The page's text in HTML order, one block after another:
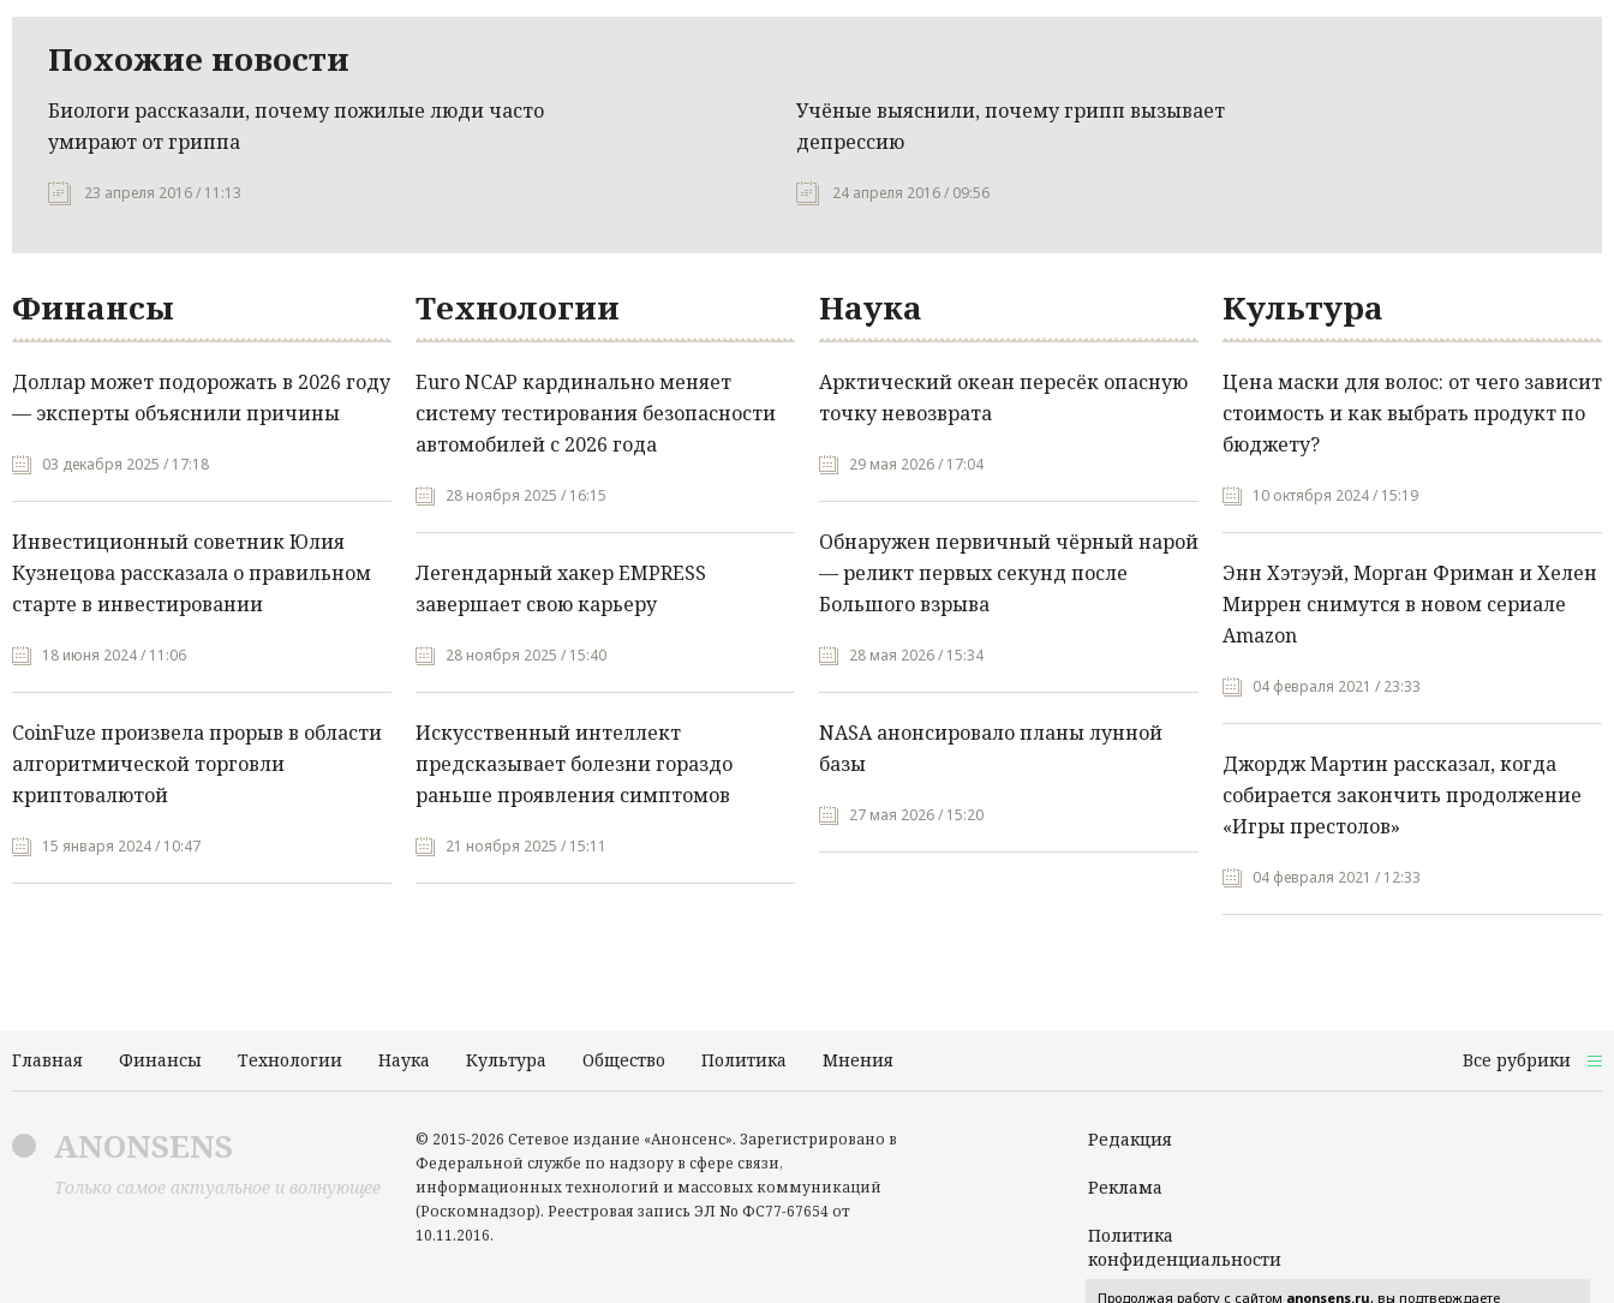
Похожие новости
Биологи рассказали, почему пожилые люди часто
умирают от гриппа
23 апреля 2016 / 11:13
Учёные выяснили, почему грипп вызывает
депрессию
24 апреля 2016 / 09:56
Финансы
Доллар может подорожать в 2026 году
— эксперты объяснили причины
03 декабря 2025 / 17:18
Инвестиционный советник Юлия
Кузнецова рассказала о правильном
старте в инвестировании
18 июня 2024 / 11:06
CoinFuze произвела прорыв в области
алгоритмической торговли
криптовалютой
15 января 2024 / 10:47
Технологии
Euro NCAP кардинально меняет
систему тестирования безопасности
автомобилей с 2026 года
28 ноября 2025 / 16:15
Легендарный хакер EMPRESS
завершает свою карьеру
28 ноября 2025 / 15:40
Искусственный интеллект
предсказывает болезни гораздо
раньше проявления симптомов
21 ноября 2025 / 15:11
Наука
Арктический океан пересёк опасную
точку невозврата
29 мая 2026 / 17:04
Обнаружен первичный чёрный нарой
— реликт первых секунд после
Большого взрыва
28 мая 2026 / 15:34
NASA анонсировало планы лунной
базы
27 мая 2026 / 15:20
Культура
Цена маски для волос: от чего зависит
стоимость и как выбрать продукт по
бюджету?
10 октября 2024 / 15:19
Энн Хэтэуэй, Морган Фриман и Хелен
Миррен снимутся в новом сериале
Amazon
04 февраля 2021 / 23:33
Джордж Мартин рассказал, когда
собирается закончить продолжение
«Игры престолов»
04 февраля 2021 / 12:33
Главная Финансы Технологии Наука Культура Общество Политика Мнения Все рубрики
ANONSENS
Только самое актуальное и волнующее
© 2015-2026 Сетевое издание «Анонсенс». Зарегистрировано в
Федеральной службе по надзору в сфере связи,
информационных технологий и массовых коммуникаций
(Роскомнадзор). Реестровая запись ЭЛ No ФС77-67654 от
10.11.2016.
Редакция
Реклама
Политика
конфиденциальности
Продолжая работу с сайтом anonsens.ru, вы подтверждаете